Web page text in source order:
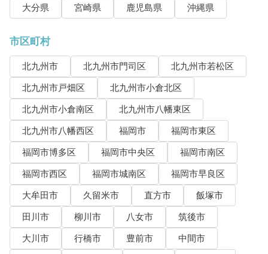
大分県
宮崎県 鹿児島県 沖縄県
市区町村
北九州市 北九州市門司区
北九州市若松区
北九州市戸畑区
北九州市小倉北区
北九州市小倉南区
北九州市八幡東区
北九州市八幡西区
福岡市
福岡市東区
福岡市博多区
福岡市中央区
福岡市南区
福岡市西区
福岡市城南区
福岡市早良区
大牟田市
久留米市 直方市
飯塚市
田川市
柳川市 八女市
筑後市
大川市
行橋市 豊前市
中間市